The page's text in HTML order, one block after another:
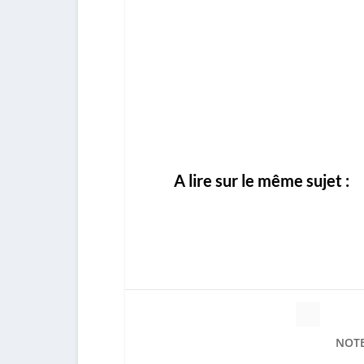
A lire sur le même sujet :